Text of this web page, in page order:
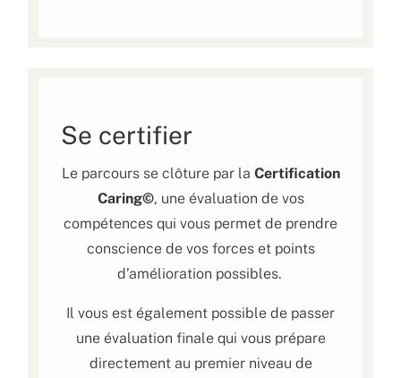
Se certifier
Le parcours se clôture par la Certification
Caring©, une évaluation de vos
compétences qui vous permet de prendre
conscience de vos forces et points
d’amélioration possibles.
Il vous est également possible de passer
une évaluation finale qui vous prépare
directement au premier niveau de